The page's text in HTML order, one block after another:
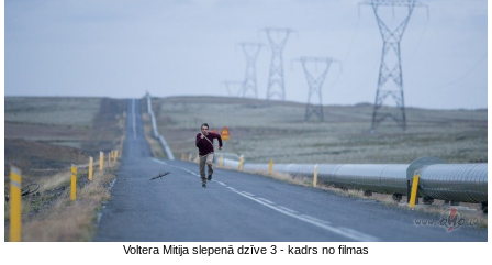
Voltera Mitija slepenā dzīve 3 - kadrs no filmas